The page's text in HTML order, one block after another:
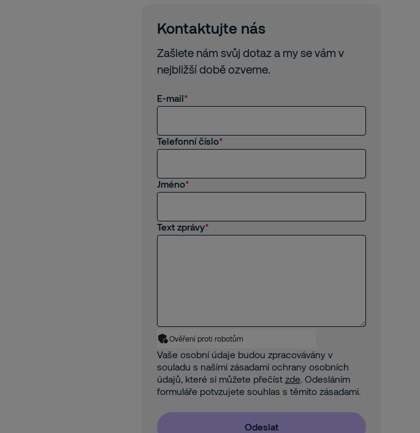
Kontaktujte nás
Zašlete nám svůj dotaz a my se vám v
nejbližší době ozveme.
E-mail
Telefonní číslo
Jméno
Text zprávy
Ověření proti robotům
Vaše osobní údaje budou zpracovávány v
souladu s našimi zásadami ochrany osobních
údajů, které si můžete přečíst zde. Odesláním
formuláře potvzujete souhlas s těmito zásadami.
Odeslat